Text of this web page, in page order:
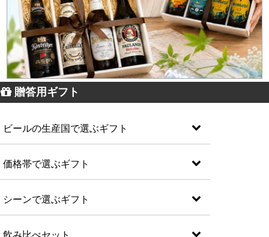
贈答用ギフト
ビールの生産国で選ぶギフト
価格帯で選ぶギフト
シーンで選ぶギフト